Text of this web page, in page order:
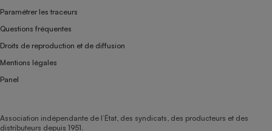
Paramétrer les traceurs
Questions fréquentes
Droits de reproduction et de diffusion
Mentions légales
Panel
Association indépendante de l’État, des syndicats, des producteurs et des
distributeurs depuis 1951.